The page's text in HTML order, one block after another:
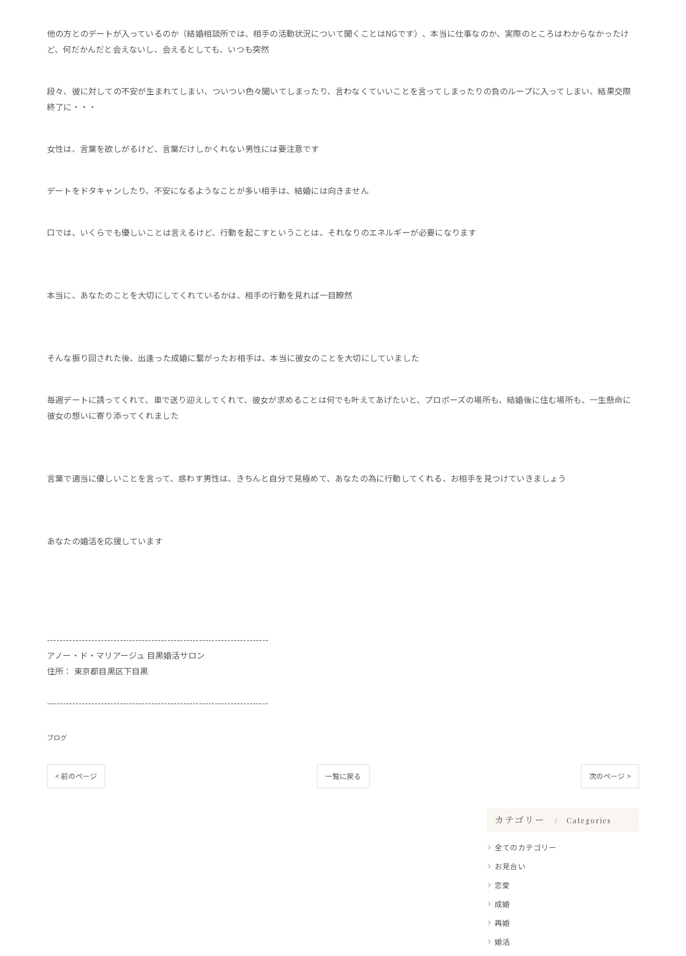
他の方とのデートが入っているのか（結婚相談所では、相手の活動状況について聞くことはNGです）、本当に仕事なのか、実際のところはわからなかったけ
ど、何だかんだと会えないし、会えるとしても、いつも突然
段々、彼に対しての不安が生まれてしまい、ついつい色々聞いてしまったり、言わなくていいことを言ってしまったりの負のループに入ってしまい、結果交際
終了に・・・
女性は、言葉を欲しがるけど、言葉だけしかくれない男性には要注意です
デートをドタキャンしたり、不安になるようなことが多い相手は、結婚には向きません
口では、いくらでも優しいことは言えるけど、行動を起こすということは、それなりのエネルギーが必要になります
本当に、あなたのことを大切にしてくれているかは、相手の行動を見れば一目瞭然
そんな振り回された後、出逢った成婚に繋がったお相手は、本当に彼女のことを大切にしていました
毎週デートに誘ってくれて、車で送り迎えしてくれて、彼女が求めることは何でも叶えてあげたいと、プロポーズの場所も、結婚後に住む場所も、一生懸命に
彼女の想いに寄り添ってくれました
言葉で適当に優しいことを言って、惑わす男性は、きちんと自分で見極めて、あなたの為に行動してくれる、お相手を見つけていきましょう
あなたの婚活を応援しています
----------------------------------------------------------------------
アノー・ド・マリアージュ 目黒婚活サロン
住所： 東京都目黒区下目黒
----------------------------------------------------------------------
ブログ
< 前のページ 一覧に戻る 次のページ >
カテゴリー Categories
全てのカテゴリー
お見合い
恋愛
成婚
再婚
婚活